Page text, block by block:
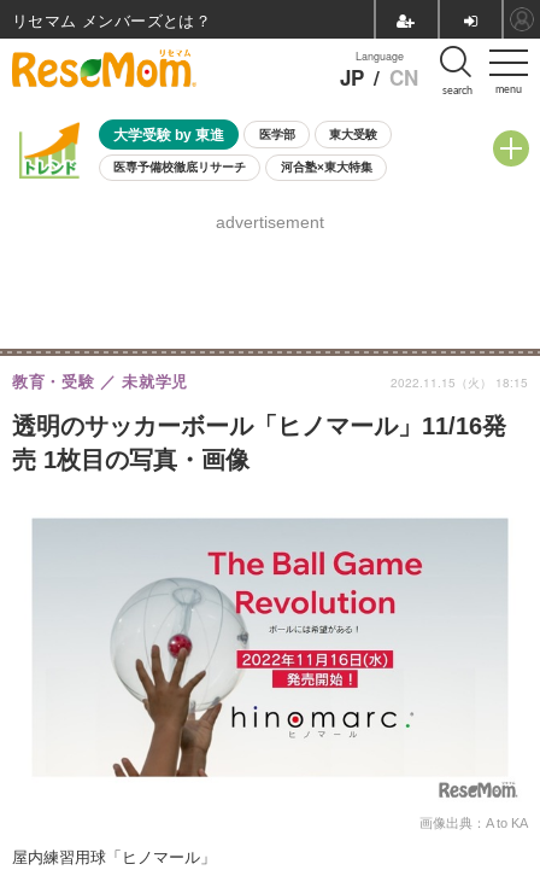
menu
Language
JP / CN search
大学受験 by 東進 医学部 東大受験
医専予備校徹底リサーチ 河合塾×東大特集
8月開催学校説明会・相談会
advertisement
透明のサッカーボール「ヒノマール」11/16発
売 1枚目の写真・画像
教育・受験 未就学児 2022.11.15（火） 18:15
画像出典：A to KA
屋内練習用球「ヒノマール」
リセマム メンバーズ